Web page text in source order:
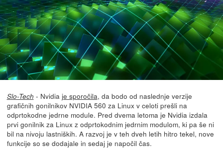
Slo-Tech - Nvidia je sporočila, da bodo od naslednje verzije
grafičnih gonilnikov NVIDIA 560 za Linux v celoti prešli na
odprtokodne jedrne module. Pred dvema letoma je Nvidia izdala
prvi gonilnik za Linux z odprtokodnim jedrnim modulom, ki pa še ni
bil na nivoju lastniških. A razvoj je v teh dveh letih hitro tekel, nove
funkcije so se dodajale in sedaj je napočil čas.